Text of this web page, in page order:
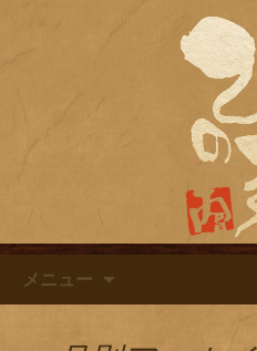
名古屋市栄に
台所ひのゑ」
名古屋市栄にある
のゑ（ひのえ）」
料理を中心とした
しめるお店です。
めメニューや日替
報を随時更新中。
メニュー